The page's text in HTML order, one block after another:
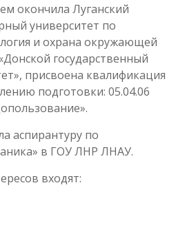
окончила Луганский
университет по
и охрана окружающей
государственный
присвоена квалификация
подготовки: 05.04.06
аспирантуру по
в ГОУ ЛНР ЛНАУ.
входят: